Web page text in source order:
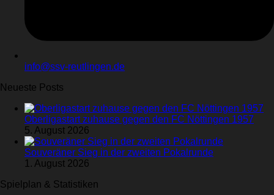
info@ssv-reutlingen.de
Neueste Posts
Oberligastart zuhause gegen den FC Nöttingen 1957
5. August 2026
Souveräner Sieg in der zweiten Pokalrunde
1. August 2026
Spielplan & Statistiken